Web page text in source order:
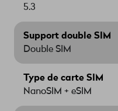
5.3
Support double SIM
Double SIM
Type de carte SIM
NanoSIM + eSIM